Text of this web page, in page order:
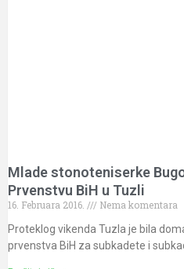
Mlade stonoteniserke
Prvenstvu BiH u Tuzli
16. Februara 2016.
Nema komentara
Proteklog vikenda Tuzla je bila
prvenstva BiH za subkadete i